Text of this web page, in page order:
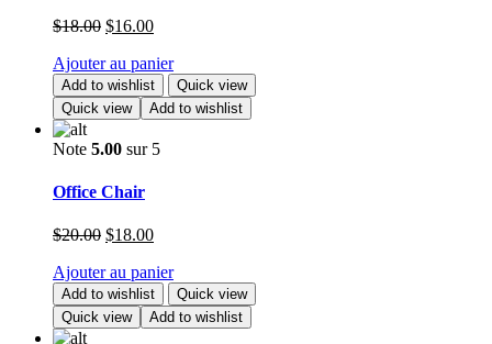
$18.00 Le
initial
était :
$18.00.
$16.00Le
actuel
est :
$16.00.
Ajouter au panier
Add to wishlist
Quick view
Quick view
Add to wishlist
Note 5.00 sur 5
Office Chair
$20.00 Le
initial
était :
$20.00.
$18.00Le
actuel
est :
$18.00.
Ajouter au panier
Add to wishlist
Quick view
Quick view
Add to wishlist